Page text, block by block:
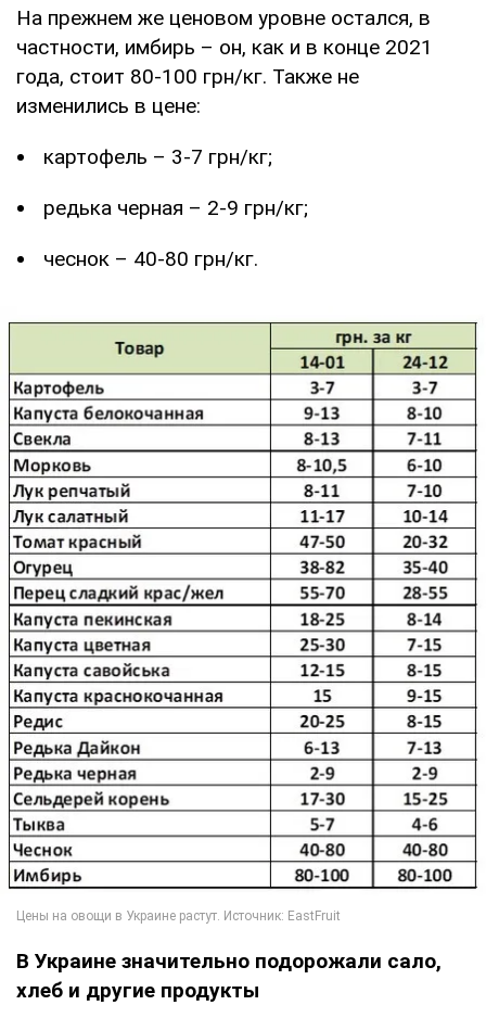
На прежнем же ценовом уровне остался, в
частности, имбирь – он, как и в конце 2021
года, стоит 80-100 грн/кг. Также не
изменились в цене:
картофель – 3-7 грн/кг;
редька черная – 2-9 грн/кг;
чеснок – 40-80 грн/кг.
В Украине значительно подорожали сало,
хлеб и другие продукты